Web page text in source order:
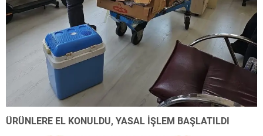
ÜRÜNLERE EL KONULDU, YASAL İŞLEM BAŞLATILDI